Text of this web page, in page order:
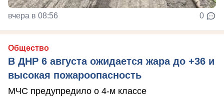
вчера в 08:56 0
Общество
В ДНР 6 августа ожидается жара до +36 и
высокая пожароопасность
МЧС предупредило о 4-м классе